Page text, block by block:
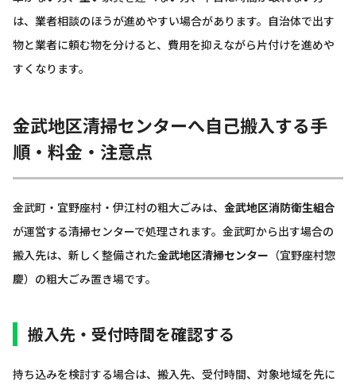
は、業者相談のほうが進めやすい場合があります。自治体で出す
物と業者に頼む物を分けると、費用を抑えながら片付けを進めや
すくなります。
金武地区清掃センターへ自己搬入する手
順・料金・注意点
金武町・宜野座村・伊江村の粗大ごみは、 金武地区消防衛生組合
が運営する清掃センターで処理されます。金武町から出す場合の
搬入先は、新しく整備された金武地区清掃センター （宜野座村惣
慶）の粗大ごみ置き場です。
搬入先・受付時間を確認する
持ち込みを検討する場合は、搬入先、受付時間、対象地域を先に